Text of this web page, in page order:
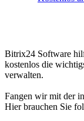
Bitrix24 Software
kostenlos die
verwalten.
Fangen wir mit der
Hier brauchen Sie